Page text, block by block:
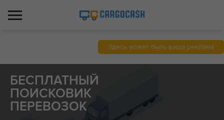
Здесь может быть ваша реклама
БЕСПЛАТНЫЙ
ПОИСКОВИК
ПЕРЕВОЗОК